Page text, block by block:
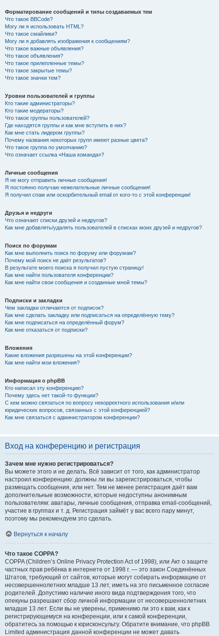
Форматирование сообщений и типы создаваемых тем
Что такое BBCode?
Могу ли я использовать HTML?
Что такое смайлики?
Могу ли я добавлять изображения к сообщениям?
Что такое важные объявления?
Что такое объявления?
Что такое прилепленные темы?
Что такое закрытые темы?
Что такое значки тем?
Уровни пользователей и группы
Кто такие администраторы?
Кто такие модераторы?
Что такое группы пользователей?
Где находятся группы и как мне вступить в них?
Как мне стать лидером группы?
Почему названия некоторых групп имеют разные цвета?
Что такое группа по умолчанию?
Что означает ссылка «Наша команда»?
Личные сообщения
Я не могу отправить личные сообщения!
Я постоянно получаю нежелательные личные сообщения!
Я получил спам или оскорбительный email от кого-то с этой конференции!
Друзья и недруги
Что означают списки друзей и недругов?
Как мне добавлять/удалять пользователей в списках моих друзей и недругов?
Поиск по форумам
Как мне выполнить поиск по форуму или форумам?
Почему мой поиск не даёт результатов?
В результате моего поиска я получил пустую страницу!
Как мне найти пользователя конференции?
Как мне найти свои сообщения и созданные мной темы?
Подписки и закладки
Чем закладки отличаются от подписок?
Как мне сделать закладку или подписаться на определённую тему?
Как мне подписаться на определённый форум?
Как мне отказаться от подписки?
Вложения
Какие вложения разрешены на этой конференции?
Как мне найти мои вложения?
Информация о phpBB
Кто написал эту конференцию?
Почему здесь нет такой-то функции?
С кем можно связаться по вопросу некорректного использования и/или
юридических вопросов, связанных с этой конференцией?
Как мне связаться с администратором конференции?
Вход на конференцию и регистрация
Зачем мне нужно регистрироваться?
Вы можете этого и не делать. Всё зависит от того, как администратор
настроил конференцию: должны ли вы зарегистрироваться, чтобы
размещать сообщения, или нет. Тем не менее регистрация даёт вам
дополнительные возможности, которые недоступны анонимным
пользователям: аватары, личные сообщения, отправка email-сообщений,
участие в группах и т. д. Регистрация займёт у вас всего пару минут,
поэтому мы рекомендуем это сделать.
Вернуться к началу
Что такое COPPA?
COPPA (Children’s Online Privacy Protection Act of 1998), или Акт о защите
частных прав ребёнка в интернете от 1998 г. — это закон Соединённых
Штатов, требующий от сайтов, которые могут собирать информацию от
несовершеннолетних младше 13 лет, иметь на это письменное согласие
родителей. Допустимо наличие иного вида подтверждения того, что
опекуны разрешают сбор личной информации от несовершеннолетних
младше 13 лет. Если вы не уверены, применимо ли это к вам, как к
регистрирующемуся на конференции, или к самой конференции,
обратитесь за помощью к юрисконсульту. Обратите внимание, что phpBB
Limited администрация данной конференции не может давать